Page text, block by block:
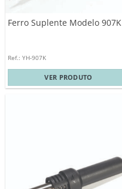
Ferro Suplente Modelo 907K
Ref.: YH-907K
VER PRODUTO